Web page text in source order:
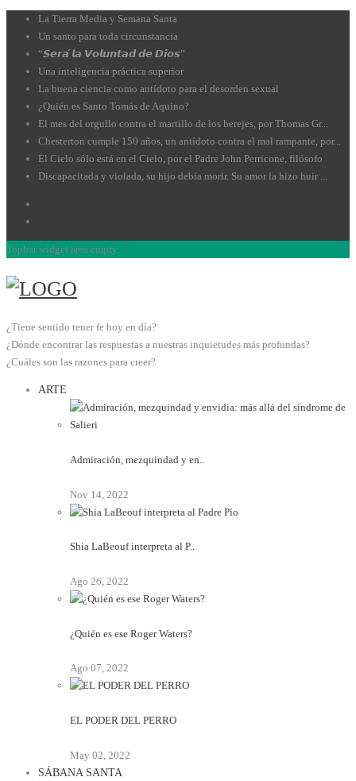
La Tierra Media y Semana Santa
Un santo para toda circunstancia
“𝙎𝙚𝙧𝙖́ 𝙡𝙖 𝙑𝙤𝙡𝙪𝙣𝙩𝙖𝙙 𝙙𝙚 𝘿𝙞𝙤𝙨”
Una inteligencia práctica superior
La buena ciencia como antídoto para el desorden sexual
¿Quién es Santo Tomás de Aquino?
El mes del orgullo contra el martillo de los herejes, por Thomas Gr...
Chesterton cumple 150 años, un antídoto contra el mal rampante, por...
El Cielo sólo está en el Cielo, por el Padre John Perricone, filósofo
Discapacitada y violada, su hijo debía morir. Su amor la hizo huir ...
Topbar widget area empty.
¿Tiene sentido tener fe hoy en día?
¿Dónde encontrar las respuestas a nuestras inquietudes más profundas?
¿Cuáles son las razones para creer?
ARTE
Admiración, mezquindad y en..
Nov 14, 2022
Shia LaBeouf interpreta al P..
Ago 26, 2022
¿Quién es ese Roger Waters?
Ago 07, 2022
EL PODER DEL PERRO
May 02, 2022
SÁBANA SANTA